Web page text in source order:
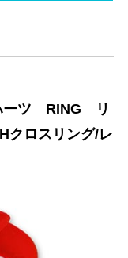
ーツ RING リ
クロスリング/レ